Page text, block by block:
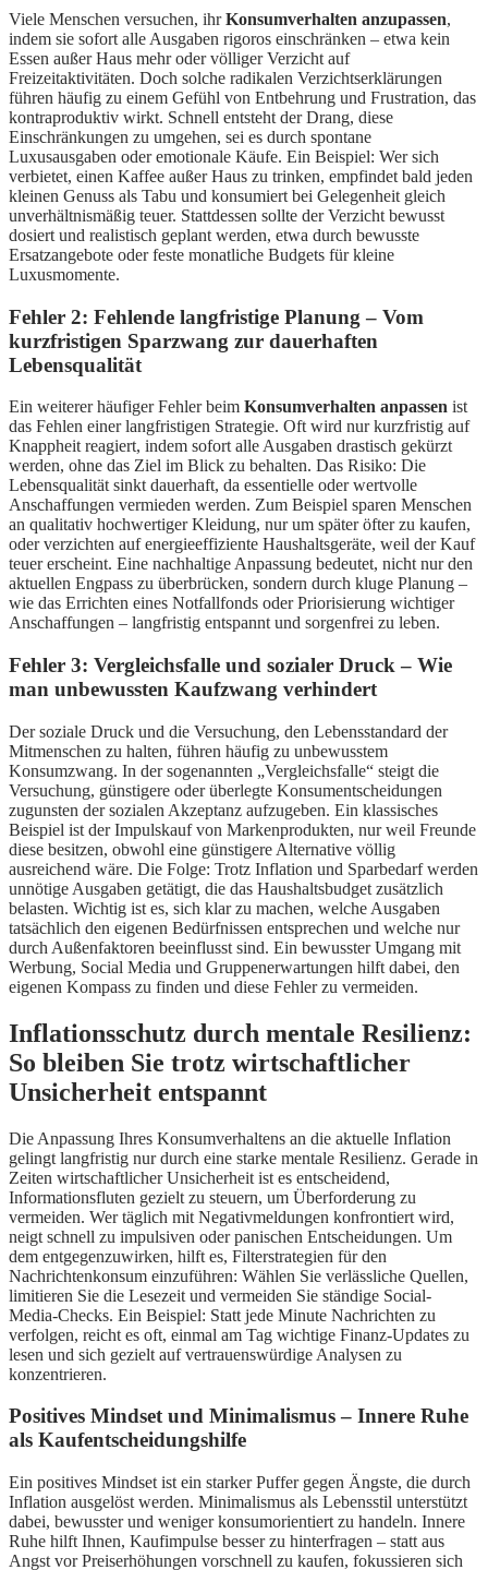
Viele Menschen versuchen, ihrKonsumverhalten anzupassen,
indem sie sofort alle Ausgaben rigoros einschränken – etwa kein
Essen außer Haus mehr oder völliger Verzicht auf
Freizeitaktivitäten. Doch solche radikalen Verzichtserklärungen
führen häufig zu einem Gefühl von Entbehrung und Frustration, das
kontraproduktiv wirkt. Schnell entsteht der Drang, diese
Einschränkungen zu umgehen, sei es durch spontane
Luxusausgaben oder emotionale Käufe. Ein Beispiel: Wer sich
verbietet, einen Kaffee außer Haus zu trinken, empfindet bald jeden
kleinen Genuss als Tabu und konsumiert bei Gelegenheit gleich
unverhältnismäßig teuer. Stattdessen sollte der Verzicht bewusst
dosiert und realistisch geplant werden, etwa durch bewusste
Ersatzangebote oder feste monatliche Budgets für kleine
Luxusmomente.
Fehler 2: Fehlende langfristige Planung – Vom
kurzfristigen Sparzwang zur dauerhaften
Lebensqualität
Ein weiterer häufiger Fehler beim Konsumverhalten anpassen ist
das Fehlen einer langfristigen Strategie. Oft wird nur kurzfristig auf
Knappheit reagiert, indem sofort alle Ausgaben drastisch gekürzt
werden, ohne das Ziel im Blick zu behalten. Das Risiko: Die
Lebensqualität sinkt dauerhaft, da essentielle oder wertvolle
Anschaffungen vermieden werden. Zum Beispiel sparen Menschen
an qualitativ hochwertiger Kleidung, nur um später öfter zu kaufen,
oder verzichten auf energieeffiziente Haushaltsgeräte, weil der Kauf
teuer erscheint. Eine nachhaltige Anpassung bedeutet, nicht nur den
aktuellen Engpass zu überbrücken, sondern durch kluge Planung –
wie das Errichten eines Notfallfonds oder Priorisierung wichtiger
Anschaffungen – langfristig entspannt und sorgenfrei zu leben.
Fehler 3: Vergleichsfalle und sozialer Druck – Wie
man unbewussten Kaufzwang verhindert
Der soziale Druck und die Versuchung, den Lebensstandard der
Mitmenschen zu halten, führen häufig zu unbewusstem
Konsumzwang. In der sogenannten „Vergleichsfalle“ steigt die
Versuchung, günstigere oder überlegte Konsumentscheidungen
zugunsten der sozialen Akzeptanz aufzugeben. Ein klassisches
Beispiel ist der Impulskauf von Markenprodukten, nur weil Freunde
diese besitzen, obwohl eine günstigere Alternative völlig
ausreichend wäre. Die Folge: Trotz Inflation und Sparbedarf werden
unnötige Ausgaben getätigt, die das Haushaltsbudget zusätzlich
belasten. Wichtig ist es, sich klar zu machen, welche Ausgaben
tatsächlich den eigenen Bedürfnissen entsprechen und welche nur
durch Außenfaktoren beeinflusst sind. Ein bewusster Umgang mit
Werbung, Social Media und Gruppenerwartungen hilft dabei, den
eigenen Kompass zu finden und diese Fehler zu vermeiden.
Inflationsschutz durch mentale Resilienz:
So bleiben Sie trotz wirtschaftlicher
Unsicherheit entspannt
Die Anpassung Ihres Konsumverhaltens an die aktuelle Inflation
gelingt langfristig nur durch eine starke mentale Resilienz. Gerade in
Zeiten wirtschaftlicher Unsicherheit ist es entscheidend,
Informationsfluten gezielt zu steuern, um Überforderung zu
vermeiden. Wer täglich mit Negativmeldungen konfrontiert wird,
neigt schnell zu impulsiven oder panischen Entscheidungen. Um
dem entgegenzuwirken, hilft es, Filterstrategien für den
Nachrichtenkonsum einzuführen: Wählen Sie verlässliche Quellen,
limitieren Sie die Lesezeit und vermeiden Sie ständige Social-
Media-Checks. Ein Beispiel: Statt jede Minute Nachrichten zu
verfolgen, reicht es oft, einmal am Tag wichtige Finanz-Updates zu
lesen und sich gezielt auf vertrauenswürdige Analysen zu
konzentrieren.
Positives Mindset und Minimalismus – Innere Ruhe
als Kaufentscheidungshilfe
Ein positives Mindset ist ein starker Puffer gegen Ängste, die durch
Inflation ausgelöst werden. Minimalismus als Lebensstil unterstützt
dabei, bewusster und weniger konsumorientiert zu handeln. Innere
Ruhe hilft Ihnen, Kaufimpulse besser zu hinterfragen – statt aus
Angst vor Preiserhöhungen vorschnell zu kaufen, fokussieren sich